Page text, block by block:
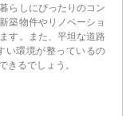
らしにぴったりのコン
築物件やリノベーショ
す。また、平坦な道路
い環境が整っているの
きるでしょう。